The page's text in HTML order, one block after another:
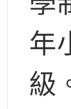
年
級